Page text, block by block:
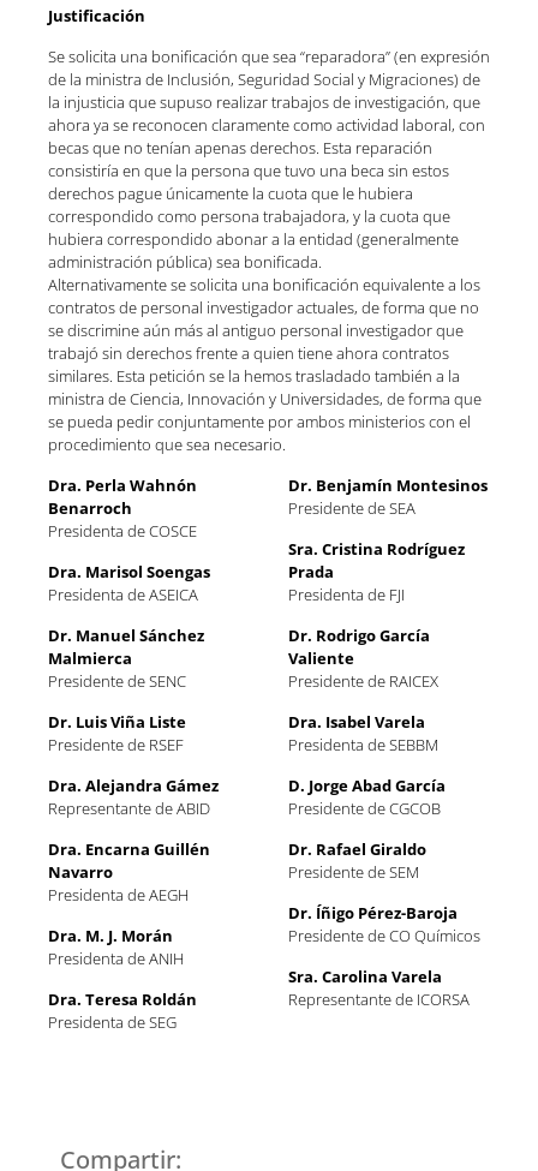
Justificación
Se solicita una bonificación que sea “reparadora” (en expresión
de la ministra de Inclusión, Seguridad Social y Migraciones) de
la injusticia que supuso realizar trabajos de investigación, que
ahora ya se reconocen claramente como actividad laboral, con
becas que no tenían apenas derechos. Esta reparación
consistiría en que la persona que tuvo una beca sin estos
derechos pague únicamente la cuota que le hubiera
correspondido como persona trabajadora, y la cuota que
hubiera correspondido abonar a la entidad (generalmente
administración pública) sea bonificada.
Alternativamente se solicita una bonificación equivalente a los
contratos de personal investigador actuales, de forma que no
se discrimine aún más al antiguo personal investigador que
trabajó sin derechos frente a quien tiene ahora contratos
similares. Esta petición se la hemos trasladado también a la
ministra de Ciencia, Innovación y Universidades, de forma que
se pueda pedir conjuntamente por ambos ministerios con el
procedimiento que sea necesario.
Dra. Perla Wahnón
Benarroch
Presidenta de COSCE
Dra. Marisol Soengas
Presidenta de ASEICA
Dr. Manuel Sánchez
Malmierca
Presidente de SENC
Dr. Luis Viña Liste
Presidente de RSEF
Dra. Alejandra Gámez
Representante de ABID
Dra. Encarna Guillén
Navarro
Presidenta de AEGH
Dra. M. J. Morán
Presidenta de ANIH
Dra. Teresa Roldán
Presidenta de SEG
Dr. Benjamín Montesinos
Presidente de SEA
Sra. Cristina Rodríguez
Prada
Presidenta de FJI
Dr. Rodrigo García
Valiente
Presidente de RAICEX
Dra. Isabel Varela
Presidenta de SEBBM
D. Jorge Abad García
Presidente de CGCOB
Dr. Rafael Giraldo
Presidente de SEM
Dr. Íñigo Pérez-Baroja
Presidente de CO Químicos
Sra. Carolina Varela
Representante de ICORSA
Compartir: